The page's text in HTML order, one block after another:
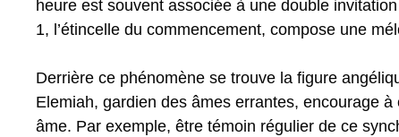
heure est souvent associée à une double
1, l’étincelle du commencement, compose une
Derrière ce phénomène se trouve la figure
Elemiah, gardien des âmes errantes, encourage
âme. Par exemple, être témoin régulier de ce